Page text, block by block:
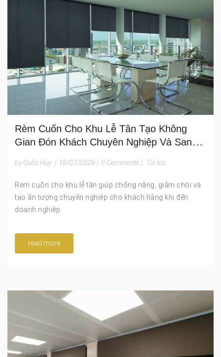
Rèm Cuốn Cho Khu Lễ Tân Tạo Không
Gian Đón Khách Chuyên Nghiệp Và Sang
by Quốc Huy | 18/07/2026 | 0 Comments | Tin tức
Rèm cuốn cho khu lễ tân giúp chống nắng, giảm chói và
tạo ấn tượng chuyên nghiệp cho khách hàng khi đến
doanh nghiệp.
read more